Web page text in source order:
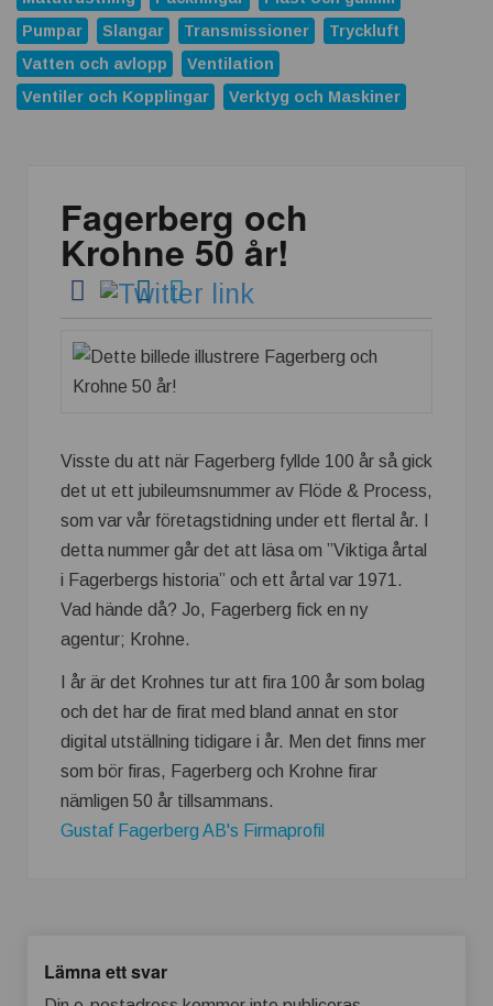
ABB förvärvar Advantics och stärker erbjudandet inom
likströmsteknik
Replace Physical Fixtures and Enhance Measuring
Processes
Atlas Copco Group tilldelas prestigefyllt pris för industriellt
monteringsverktyg
Nya 12-portars APL-Switchar i kompakt utförande
Nexans och Hydro tecknar långsiktigt avtal
Casino och spelmarknaden som växte när industrin blev
Pumpar
Slangar Transmissioner
Tryckluft
Vatten och avlopp
Ventilation
Ventiler och Kopplingar
Verktyg och Maskiner
Fagerberg och
Krohne 50 år!
Visste du att när Fagerberg fyllde 100 år så gick
det ut ett jubileumsnummer av Flöde & Process,
som var vår företagstidning under ett flertal år. I
detta nummer går det att läsa om ”Viktiga årtal
i Fagerbergs historia” och ett årtal var 1971.
Vad hände då? Jo, Fagerberg fick en ny
agentur; Krohne.
I år är det Krohnes tur att fira 100 år som bolag
och det har de firat med bland annat en stor
digital utställning tidigare i år. Men det finns mer
som bör firas, Fagerberg och Krohne firar
nämligen 50 år tillsammans.
Gustaf Fagerberg AB's Firmaprofil
Lämna ett svar